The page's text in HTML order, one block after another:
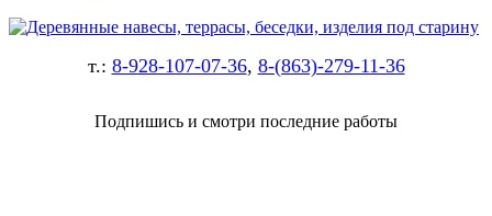
т.: 8-928-107-07-36, 8-(863)-279-11-36
Подпишись и смотри последние работы